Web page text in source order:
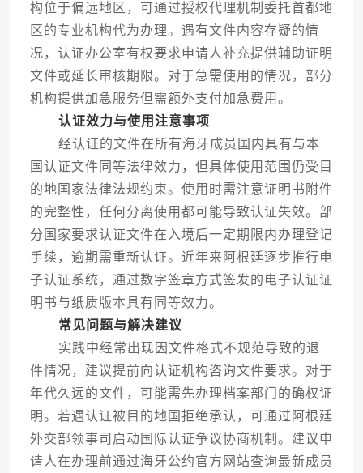
构位于偏远地区，可通过授权代理机制委托首都地
区的专业机构代为办理。遇有文件内容存疑的情
况，认证办公室有权要求申请人补充提供辅助证明
文件或延长审核期限。对于急需使用的情况，部分
机构提供加急服务但需额外支付加急费用。
认证效力与使用注意事项
经认证的文件在所有海牙成员国内具有与本
国认证文件同等法律效力，但具体使用范围仍受目
的地国家法律法规约束。使用时需注意证明书附件
的完整性，任何分离使用都可能导致认证失效。部
分国家要求认证文件在入境后一定期限内办理登记
手续，逾期需重新认证。近年来阿根廷逐步推行电
子认证系统，通过数字签章方式签发的电子认证证
明书与纸质版本具有同等效力。
常见问题与解决建议
实践中经常出现因文件格式不规范导致的退
件情况，建议提前向认证机构咨询文件要求。对于
年代久远的文件，可能需先办理档案部门的确权证
明。若遇认证被目的地国拒绝承认，可通过阿根廷
外交部领事司启动国际认证争议协商机制。建议申
请人在办理前通过海牙公约官方网站查询最新成员